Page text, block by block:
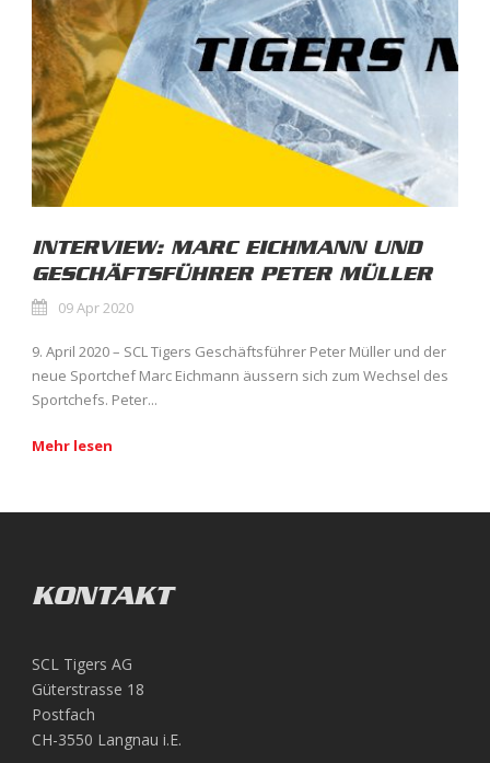
INTERVIEW: MARC EICHMANN UND
GESCHÄFTSFÜHRER PETER MÜLLER
09 Apr 2020
9. April 2020 – SCL Tigers Geschäftsführer Peter Müller und der
neue Sportchef Marc Eichmann äussern sich zum Wechsel des
Sportchefs. Peter...
Mehr lesen
KONTAKT
SCL Tigers AG
Güterstrasse 18
Postfach
CH-3550 Langnau i.E.